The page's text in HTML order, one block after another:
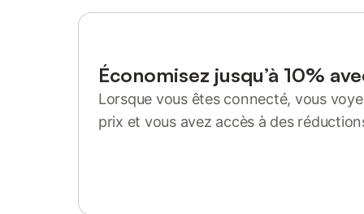
Économisez jusqu’à 10%
Lorsque vous êtes connecté, vous
prix et vous avez accès à des